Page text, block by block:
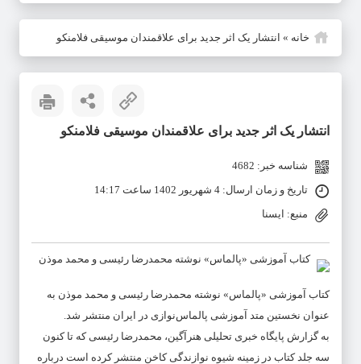
خانه » انتشار یک اثر جدید برای علاقمندان موسیقی فلامنکو
انتشار یک اثر جدید برای علاقمندان موسیقی فلامنکو
شناسه خبر: 4682
تاریخ و زمان ارسال: 4 شهریور 1402 ساعت 14:17
منبع: ایسنا
کتاب آموزشی «پالماس» نوشته محمدرضا رئیسی و محمد موذن به
عنوان نخستین متد آموزشی پالماس‌نوازی در ایران منتشر شد.
به گزارش پایگاه خبری تحلیلی هنرآگین،‌ محمدرضا رئیسی که تا کنون
سه جلد کتاب در زمینه شیوه نوازندگی کاخن منتشر کرده است درباره